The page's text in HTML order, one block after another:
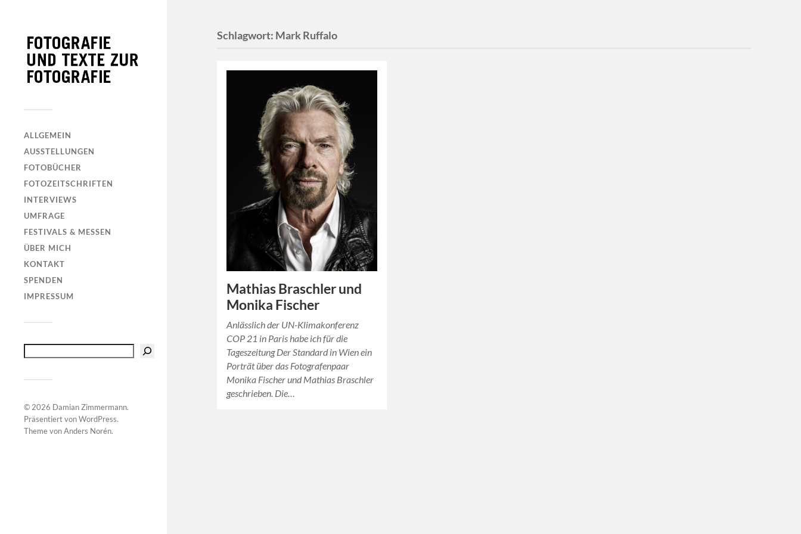
ALLGEMEIN
AUSSTELLUNGEN
FOTOBÜCHER
FOTOZEITSCHRIFTEN
INTERVIEWS
UMFRAGE
FESTIVALS & MESSEN
ÜBER MICH
KONTAKT
SPENDEN
IMPRESSUM
© 2026 Damian Zimmermann.
Präsentiert vonWordPress.
Theme vonAnders Norén.
Schlagwort: Mark Ruffalo
Mathias Braschler und
Monika Fischer
Anlässlich der UN-Klimakonferenz
COP 21 in Paris habe ich für die
Tageszeitung Der Standard in Wien ein
Porträt über das Fotografenpaar
Monika Fischer und Mathias Braschler
geschrieben. Die…